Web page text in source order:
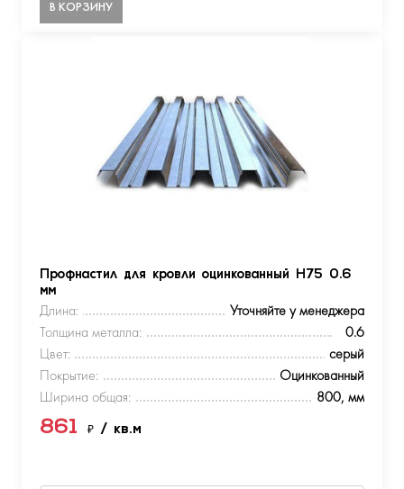
В КОРЗИНУ
Профнастил для кровли оцинкованный Н75 0.6
мм
Длина:
Уточняйте у менеджера
Толщина металла:
0.6
Цвет:
серый
Покрытие:
Оцинкованный
Ширина общая:
800, мм
861 ₽ / кв.м